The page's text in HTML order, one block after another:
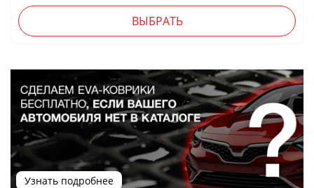
ВЫБРАТЬ
Узнать подробнее